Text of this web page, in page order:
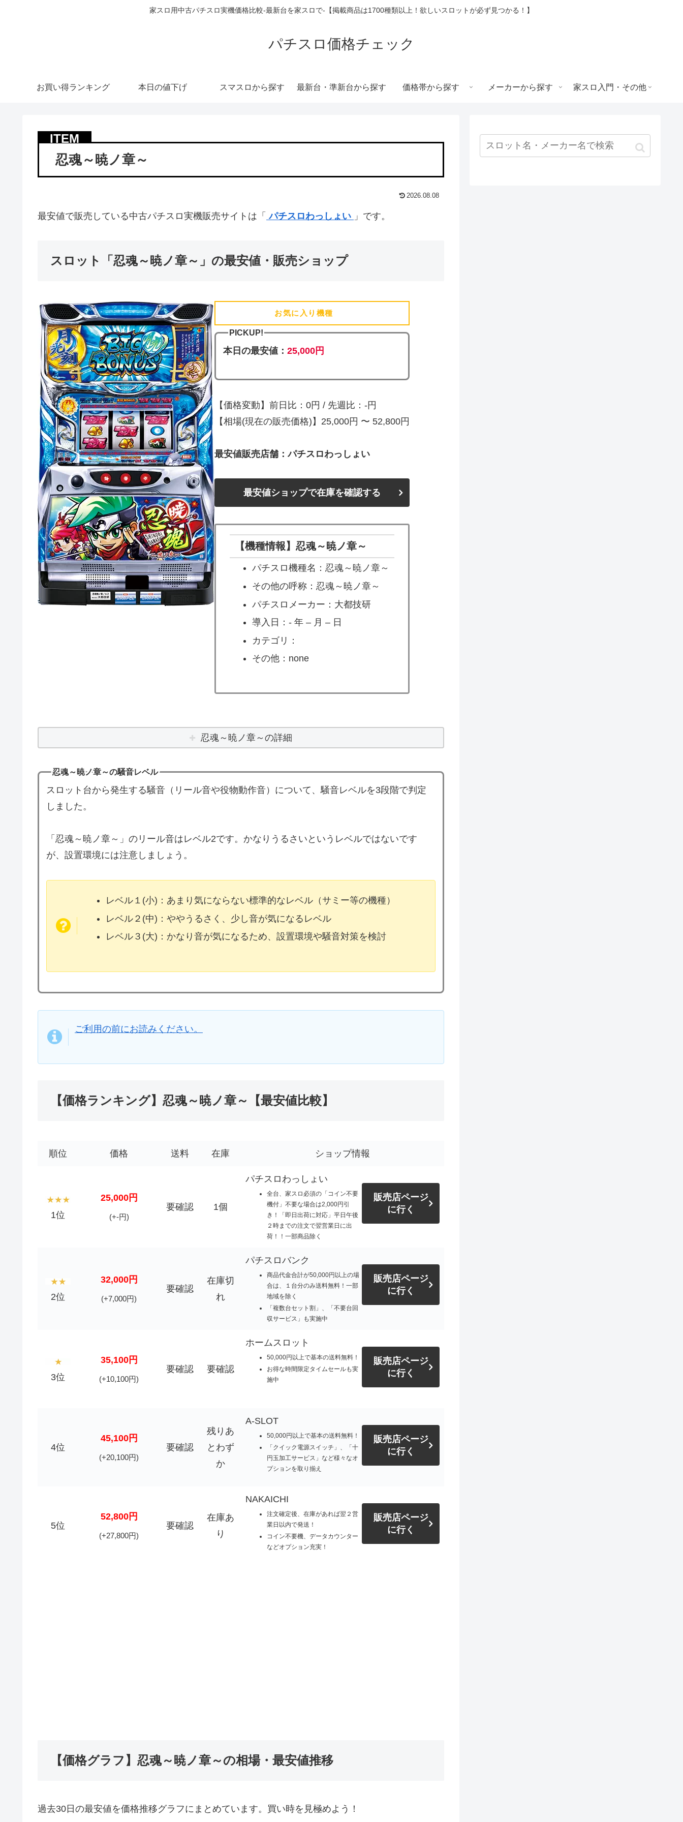
家スロ用中古パチスロ実機価格比較-最新台を家スロで-【掲載商品は1700種類以上！欲しいスロットが必ず見つかる！】
パチスロ価格チェック
お買い得ランキング 本日の値下げ スマスロから探す 最新台・準新台から探す 価格帯から探す メーカーから探す 家スロ入門・その他
忍魂～暁ノ章～
2026.08.08
最安値で販売している中古パチスロ実機販売サイトは「 パチスロわっしょい 」です。
スロット「忍魂～暁ノ章～」の最安値・販売ショップ
お気に入り機種
PICKUP!
本日の最安値：25,000円
【価格変動】前日比：0円 / 先週比：-円
【相場(現在の販売価格)】25,000円 〜 52,800円
最安値販売店舗：パチスロわっしょい
最安値ショップで在庫を確認する
【機種情報】忍魂～暁ノ章～
パチスロ機種名：忍魂～暁ノ章～
その他の呼称：忍魂～暁ノ章～
パチスロメーカー：大都技研
導入日：- 年 – 月 – 日
カテゴリ：
その他：none
忍魂～暁ノ章～の詳細
忍魂～暁ノ章～の騒音レベル
スロット台から発生する騒音（リール音や役物動作音）について、騒音レベルを3段階で判定
しました。
「忍魂～暁ノ章～」のリール音はレベル2です。かなりうるさいというレベルではないです
が、設置環境には注意しましょう。
レベル１(小)：あまり気にならない標準的なレベル（サミー等の機種）
レベル２(中)：ややうるさく、少し音が気になるレベル
レベル３(大)：かなり音が気になるため、設置環境や騒音対策を検討
ご利用の前にお読みください。
【価格ランキング】忍魂～暁ノ章～【最安値比較】
順位 価格 送料 在庫 ショップ情報
1位
25,000円
(+-円)
要確認 1個
パチスロわっしょい
全台、家スロ必須の「コイン不要
機付」不要な場合は2,000円引
き！「即日出荷に対応」平日午後
２時までの注文で翌営業日に出
荷！！一部商品除く
販売店ページ
に行く
2位
32,000円
(+7,000円)
要確認
在庫切
れ
パチスロバンク
商品代金合計が50,000円以上の場
合は、１台分のみ送料無料！一部
地域を除く
「複数台セット割」、「不要台回
収サービス」も実施中
販売店ページ
に行く
3位
35,100円
(+10,100円)
要確認 要確認
ホームスロット
50,000円以上で基本の送料無料！
お得な時間限定タイムセールも実
施中
販売店ページ
に行く
4位
45,100円
(+20,100円)
要確認
残りあ
とわず
か
A-SLOT
50,000円以上で基本の送料無料！
「クイック電源スイッチ」、「十
円玉加工サービス」など様々なオ
プションを取り揃え
販売店ページ
に行く
5位
52,800円
(+27,800円)
要確認
在庫あ
り
NAKAICHI
注文確定後、在庫があれば翌２営
業日以内で発送！
コイン不要機、データカウンター
などオプション充実！
販売店ページ
に行く
【価格グラフ】忍魂～暁ノ章～の相場・最安値推移
過去30日の最安値を価格推移グラフにまとめています。買い時を見極めよう！